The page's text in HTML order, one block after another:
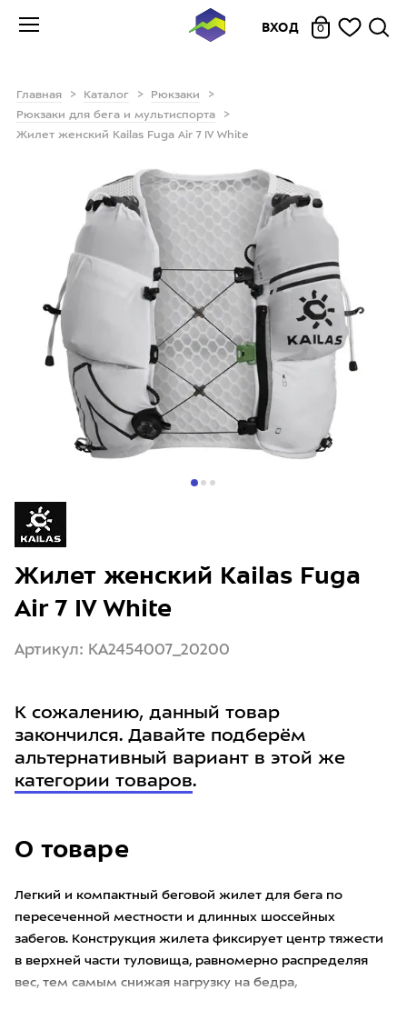
ВХОД 0
Главная Каталог
Рюкзаки
Рюкзаки для бега и мультиспорта
Жилет женский Kailas Fuga Air 7 IV White
О товаре
Легкий и компактный беговой жилет для бега по
пересеченной местности и длинных шоссейных
забегов. Конструкция жилета фиксирует центр тяжести
в верхней части туловища, равномерно распределяя
вес, тем самым снижая нагрузку на бедра,
Жилет женский Kailas Fuga
Air 7 IV White
Артикул: KA2454007_20200
К сожалению, данный товар
закончился. Давайте подберём
альтернативный вариант в этой же
категории товаров.